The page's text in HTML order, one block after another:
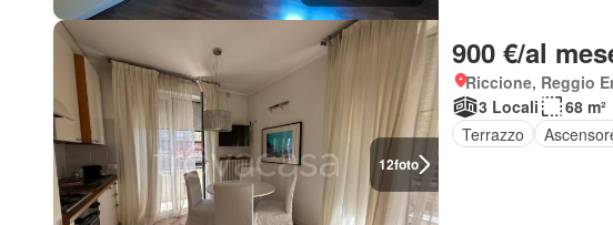
12foto
900 €/al
Riccione, Reggio
3 Locali
68 m²
Terrazzo